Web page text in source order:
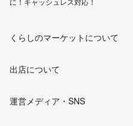
くらしのマーケットについて
出店について
運営メディア・SNS